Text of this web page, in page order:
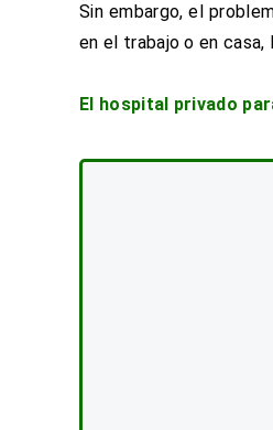
Sin embargo, el
en el trabajo o en casa,
El hospital privado